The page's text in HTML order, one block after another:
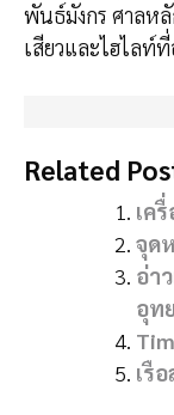
พันธ์มังกร ศาลห
เสียวและไฮไลท์
Related
เค
จุด
อ่า
อุท
เรื